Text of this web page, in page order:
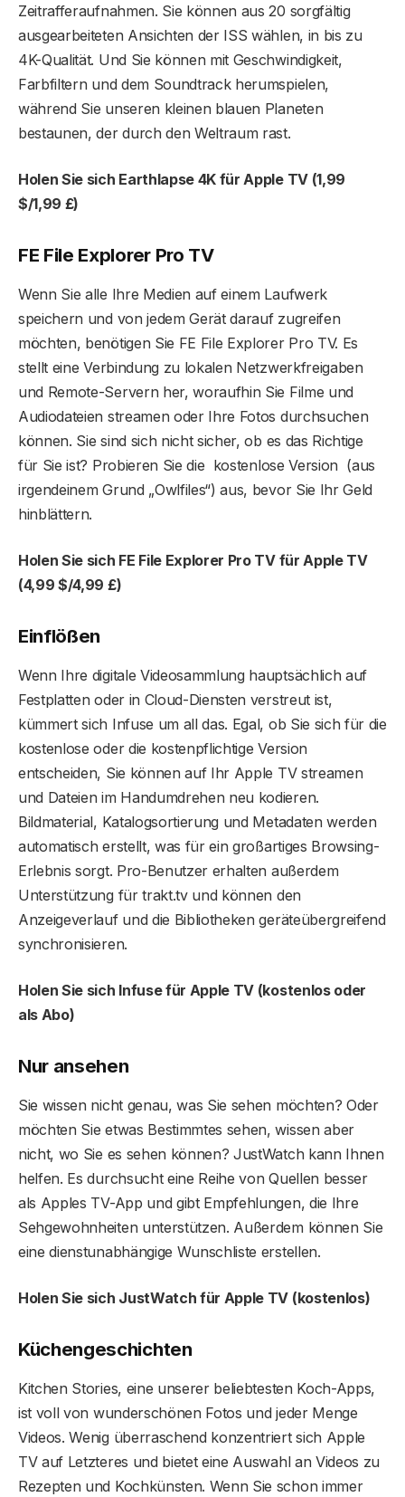
Zeitrafferaufnahmen. Sie können aus 20 sorgfältig
ausgearbeiteten Ansichten der ISS wählen, in bis zu
4K-Qualität. Und Sie können mit Geschwindigkeit,
Farbfiltern und dem Soundtrack herumspielen,
während Sie unseren kleinen blauen Planeten
bestaunen, der durch den Weltraum rast.
Holen Sie sich Earthlapse 4K für Apple TV (1,99
$/1,99 £)
FE File Explorer Pro TV
Wenn Sie alle Ihre Medien auf einem Laufwerk
speichern und von jedem Gerät darauf zugreifen
möchten, benötigen Sie FE File Explorer Pro TV. Es
stellt eine Verbindung zu lokalen Netzwerkfreigaben
und Remote-Servern her, woraufhin Sie Filme und
Audiodateien streamen oder Ihre Fotos durchsuchen
können. Sie sind sich nicht sicher, ob es das Richtige
für Sie ist? Probieren Sie die kostenlose Version (aus
irgendeinem Grund „Owlfiles“) aus, bevor Sie Ihr Geld
hinblättern.
Holen Sie sich FE File Explorer Pro TV für Apple TV
(4,99 $/4,99 £)
Einflößen
Wenn Ihre digitale Videosammlung hauptsächlich auf
Festplatten oder in Cloud-Diensten verstreut ist,
kümmert sich Infuse um all das. Egal, ob Sie sich für die
kostenlose oder die kostenpflichtige Version
entscheiden, Sie können auf Ihr Apple TV streamen
und Dateien im Handumdrehen neu kodieren.
Bildmaterial, Katalogsortierung und Metadaten werden
automatisch erstellt, was für ein großartiges Browsing-
Erlebnis sorgt. Pro-Benutzer erhalten außerdem
Unterstützung für trakt.tv und können den
Anzeigeverlauf und die Bibliotheken geräteübergreifend
synchronisieren.
Holen Sie sich Infuse für Apple TV (kostenlos oder
als Abo)
Nur ansehen
Sie wissen nicht genau, was Sie sehen möchten? Oder
möchten Sie etwas Bestimmtes sehen, wissen aber
nicht, wo Sie es sehen können? JustWatch kann Ihnen
helfen. Es durchsucht eine Reihe von Quellen besser
als Apples TV-App und gibt Empfehlungen, die Ihre
Sehgewohnheiten unterstützen. Außerdem können Sie
eine dienstunabhängige Wunschliste erstellen.
Holen Sie sich JustWatch für Apple TV (kostenlos)
Küchengeschichten
Kitchen Stories, eine unserer beliebtesten Koch-Apps,
ist voll von wunderschönen Fotos und jeder Menge
Videos. Wenig überraschend konzentriert sich Apple
TV auf Letzteres und bietet eine Auswahl an Videos zu
Rezepten und Kochkünsten. Wenn Sie schon immer